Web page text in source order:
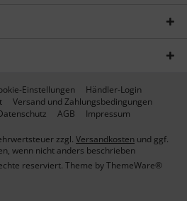
Einstellungen
Händler-Login
Versand und Zahlungsbedingungen
AGB Impressum
zzgl. Versandkosten und ggf.
wenn nicht anders beschrieben
reserviert. Theme byThemeWare®